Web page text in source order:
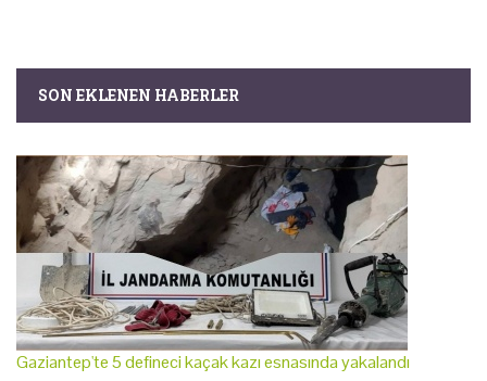
SON EKLENEN HABERLER
Gaziantep'te 5 defineci kaçak kazı esnasında yakalandı